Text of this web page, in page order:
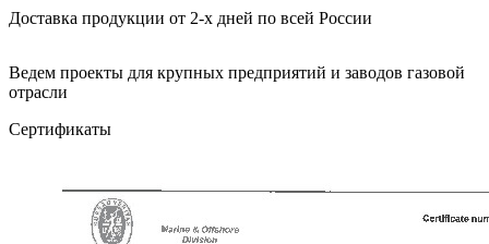
Доставка продукции от 2-х дней по всей России
Ведем проекты для крупных предприятий и заводов газовой
отрасли
Сертификаты